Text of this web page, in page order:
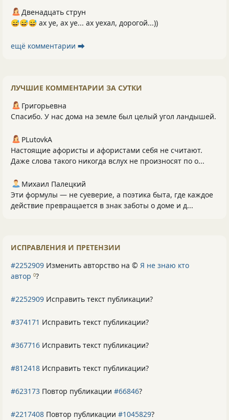
Двенадцать струн
😅😅😅 ах уе, ах уе... ах уехал, дорогой...))
ещё комментарии ⮕
ЛУЧШИЕ КОММЕНТАРИИ ЗА СУТКИ
Григорьевна
Спасибо. У нас дома на земле был целый угол ландышей.
PLutоvkА
Настоящие афористы и афористами себя не считают.
Даже слова такого никогда вслух не произносят по о...
Михаил Палецкий
Эти формулы — не суеверие, а поэтика быта, где каждое
действие превращается в знак заботы о доме и д...
ИСПРАВЛЕНИЯ И ПРЕТЕНЗИИ
#2252909 Изменить авторство на © Я не знаю кто
автор 0?
#2252909 Исправить текст публикации?
#374171 Исправить текст публикации?
#367716 Исправить текст публикации?
#812418 Исправить текст публикации?
#623173 Повтор публикации #66846?
#2217408 Повтор публикации #1045829?